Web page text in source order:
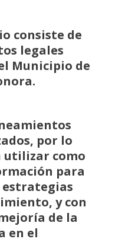
consiste de
legales
Municipio de
por lo
utilizar como
para
estrategias
y con
de la
en el